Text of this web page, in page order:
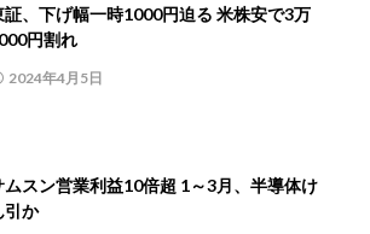
証、下げ幅一時1000円迫る 米株安で3万
円割れ
2024年4月5日
ムスン営業利益10倍超 1～3月、半導体け
引か